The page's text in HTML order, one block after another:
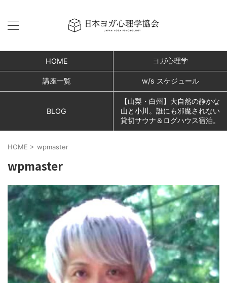
HOME ヨガ心理学
講座一覧 w/s スケジュール
BLOG
【山梨・白州】大自然の静かな
山と小川。誰にも邪魔されない
貸切サウナ＆ログハウス宿泊。
HOME > wpmaster
wpmaster